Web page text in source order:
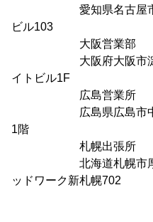
愛知県名古屋市熱田
ビル103
大阪営業部
大阪府大阪市淀川区
イトビル1F
広島営業所
広島県広島市中区舟
1階
札幌出張所
北海道札幌市厚別区
ッドワーク新札幌702